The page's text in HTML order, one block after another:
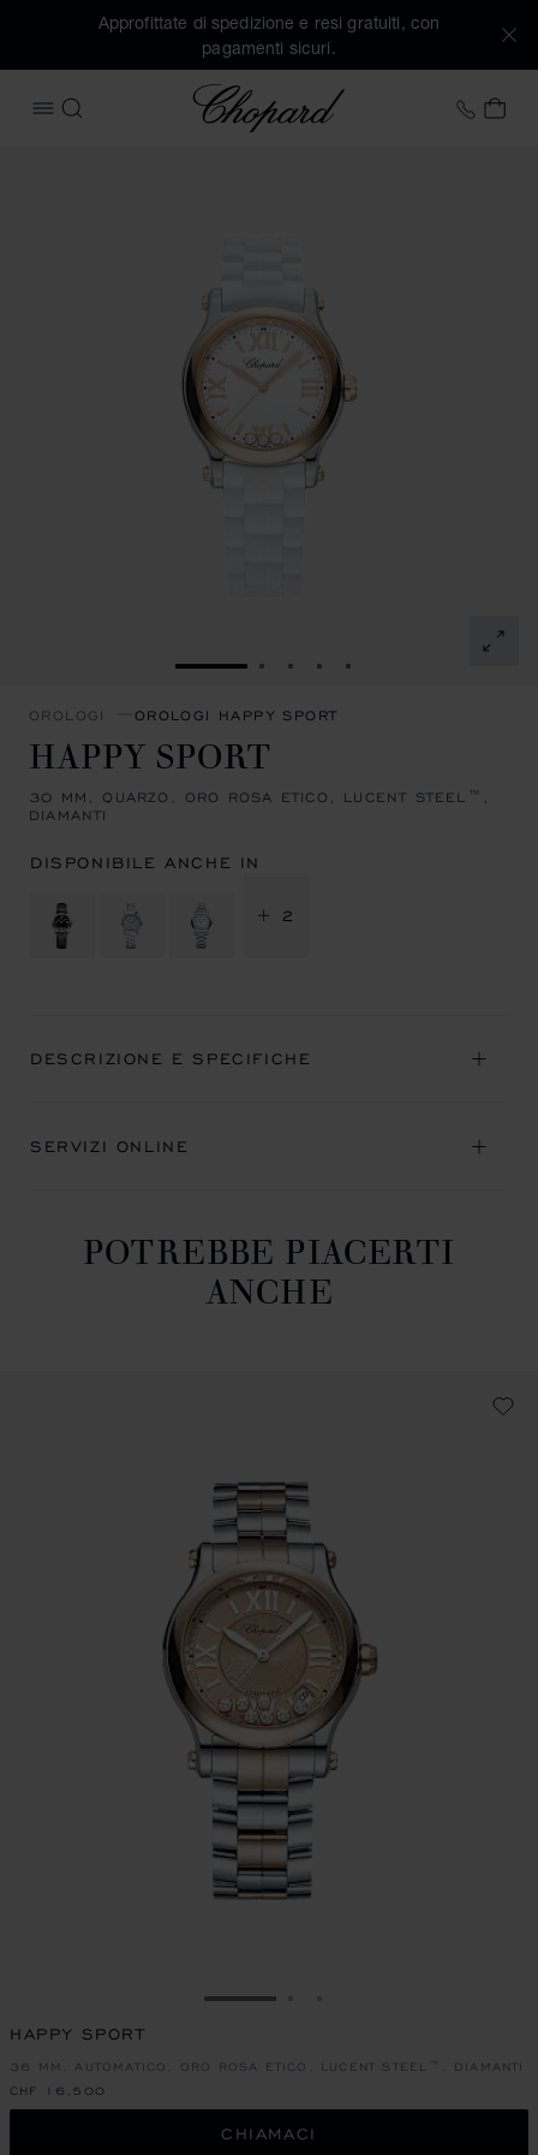
Approfittate di spedizione e resi gratuiti, con
pagamenti sicuri.
APRIRE IL MENU
CERCA
Chopard +41
IL
VAI ALLA SLIDE 1
VAI ALLA SLIDE 2
VAI ALLA SLIDE 3
VAI ALLA SLIDE 4
VAI ALLA SLIDE 5
OROLOGI OROLOGI HAPPY SPORT
HAPPY SPORT
30 MM, QUARZO, ORO ROSA ETICO, LUCENT STEEL™,
DIAMANTI
DISPONIBILE ANCHE IN
+ 2
DESCRIZIONE E SPECIFICHE
SERVIZI ONLINE
POTREBBE PIACERTI
ANCHE
VAI ALLA SLIDE 1
HAPPY SPORT
36 MM, AUTOMATICO, ORO ROSA ETICO, LUCENT STEEL™, DIAMANTI
CHF 16,500
CHIAMACI